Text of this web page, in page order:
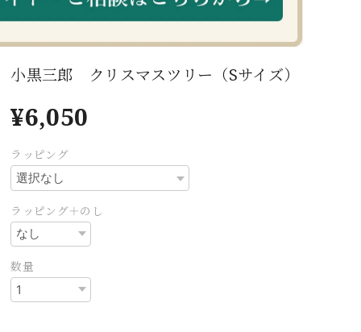
小黒三郎 クリスマスツリー（Sサイズ）
¥6,050
ラッピング
ラッピング＋のし
数量